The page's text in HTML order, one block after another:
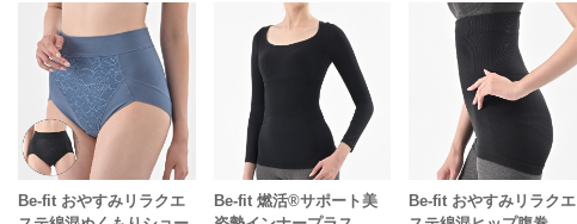
Be-fit おやすみリラクエ
Be-fit 燃活®サポート美
Be-fit おやすみリラクエ